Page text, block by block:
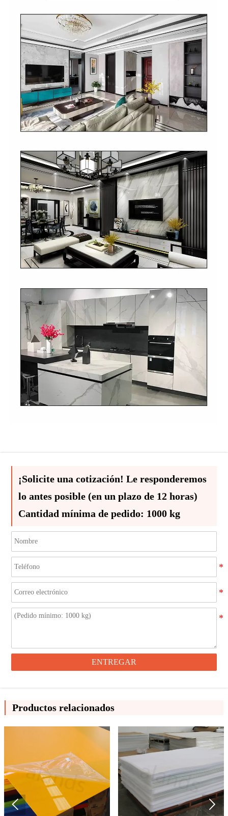
¡Solicite una cotización! Le responderemos
lo antes posible (en un plazo de 12 horas)
Cantidad mínima de pedido: 1000 kg
ENTREGAR
Productos relacionados
 